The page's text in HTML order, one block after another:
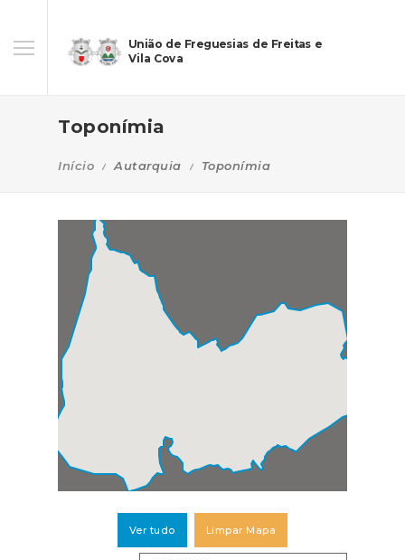
União de Freguesias de Freitas e
Vila Cova
Toponímia
Início Autarquia Toponímia
Ver tudo Limpar Mapa